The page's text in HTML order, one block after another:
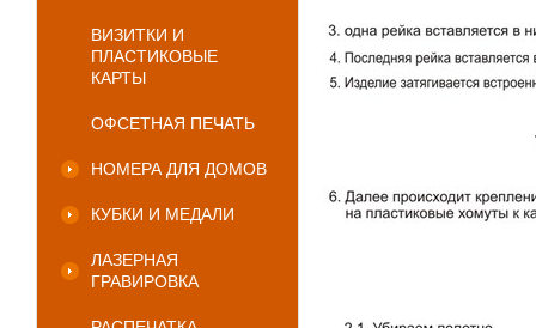
ВИЗИТКИ И
ПЛАСТИКОВЫЕ
КАРТЫ
ОФСЕТНАЯ ПЕЧАТЬ
НОМЕРА ДЛЯ ДОМОВ
КУБКИ И МЕДАЛИ
ЛАЗЕРНАЯ
ГРАВИРОВКА